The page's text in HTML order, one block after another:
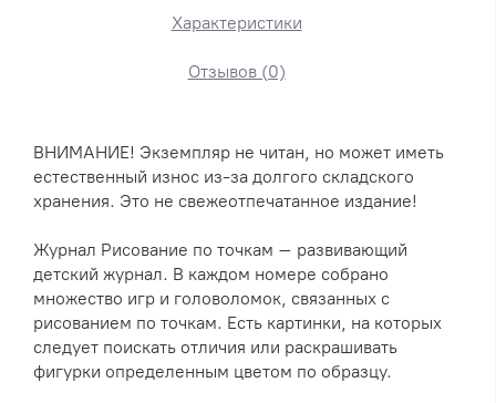
Характеристики
Отзывов (0)
ВНИМАНИЕ! Экземпляр не читан, но может иметь
естественный износ из-за долгого складского
хранения. Это не свежеотпечатанное издание!
Журнал Рисование по точкам – развивающий
детский журнал. В каждом номере собрано
множество игр и головоломок, связанных с
рисованием по точкам. Есть картинки, на которых
следует поискать отличия или раскрашивать
фигурки определенным цветом по образцу.